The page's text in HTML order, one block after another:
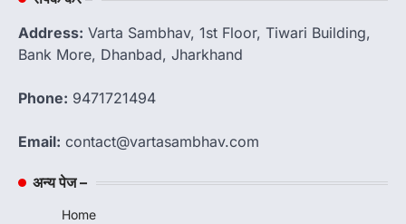
Address: Varta Sambhav, 1st Floor, Tiwari Building,
Bank More, Dhanbad, Jharkhand
Phone: 9471721494
Email: contact@vartasambhav.com
अन्य पेज –
Home